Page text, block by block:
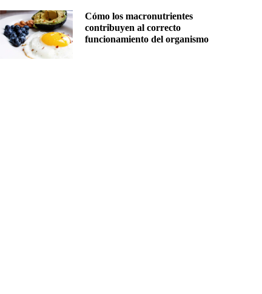
Cómo los macronutrientes
contribuyen al correcto
funcionamiento del organismo